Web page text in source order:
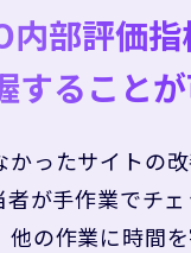
部評価指
すること
ったサイトの
が手作業でチ
の作業に時間